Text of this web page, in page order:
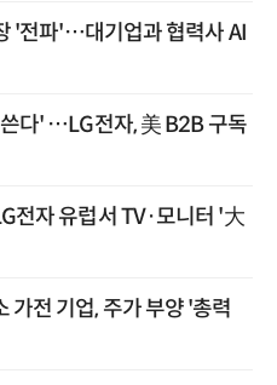
'전파'…대기업과 협력사 AI
다' …LG전자, 美 B2B 구독
전자 유럽서 TV·모니터 '大
전 기업, 주가 부양 '총력